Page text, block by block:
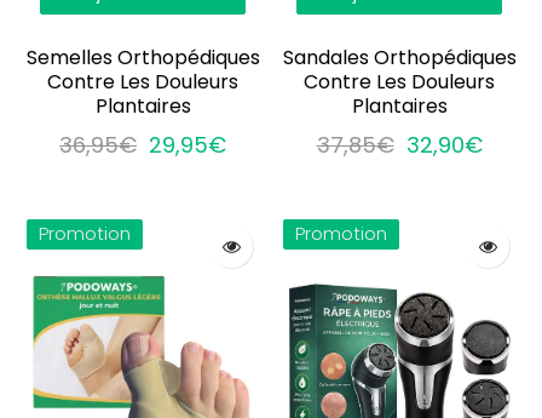
Semelles Orthopédiques
Contre Les Douleurs
Plantaires
36,95€ 29,95€
Sandales Orthopédiques
Contre Les Douleurs
Plantaires
37,85€ 32,90€
Promotion Promotion